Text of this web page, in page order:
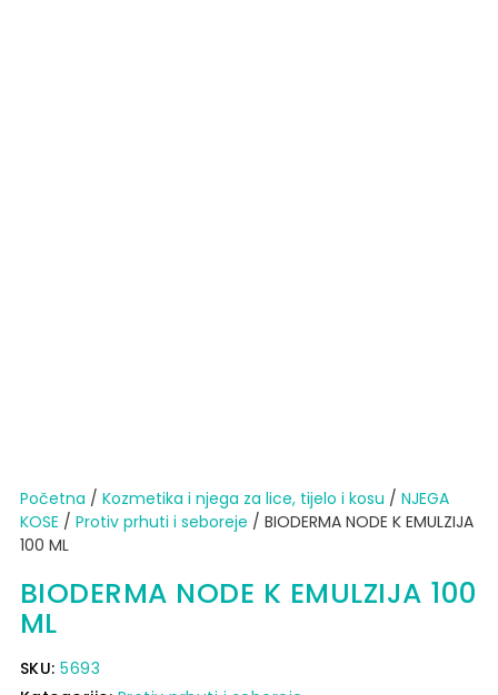
Početna / Kozmetika i njega za lice, tijelo i kosu / NJEGA
KOSE / Protiv prhuti i seboreje / BIODERMA NODE K EMULZIJA
100 ML
BIODERMA NODE K EMULZIJA 100
ML
SKU:5693